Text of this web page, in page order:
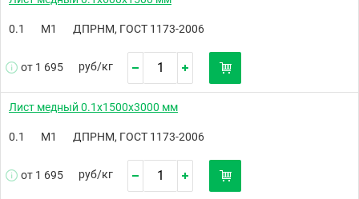
0.1 М1 ДПРНМ, ГОСТ 1173-2006
от 1 695 руб/кг
Лист медный 0.1х1500х3000 мм
0.1 М1 ДПРНМ, ГОСТ 1173-2006
от 1 695 руб/кг